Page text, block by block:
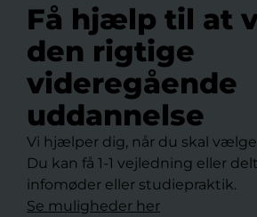
Få hjælp til at
den rigtige
videregående
uddannelse
Vi hjælper dig, når du skal
Du kan få 1-1 vejledning eller
infomøder eller studiepraktik.
Se muligheder her